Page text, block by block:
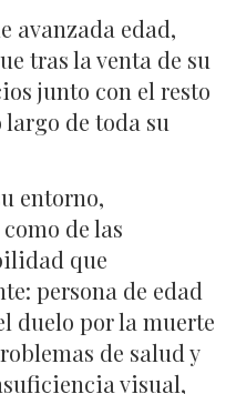
avanzada edad,
tras la venta de su
junto con el resto
de toda su
entorno,
de las
que
persona de edad
duelo por la muerte
de salud y
visual,